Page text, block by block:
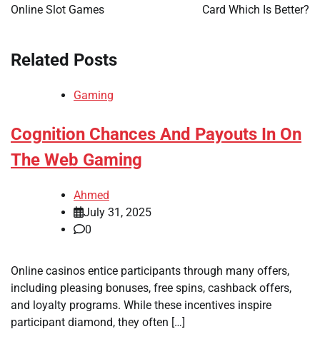
Online Slot Games
Card Which Is Better?
Related Posts
Gaming
Cognition Chances And Payouts In On
The Web Gaming
Ahmed
July 31, 2025
0
Online casinos entice participants through many offers,
including pleasing bonuses, free spins, cashback offers,
and loyalty programs. While these incentives inspire
participant diamond, they often […]